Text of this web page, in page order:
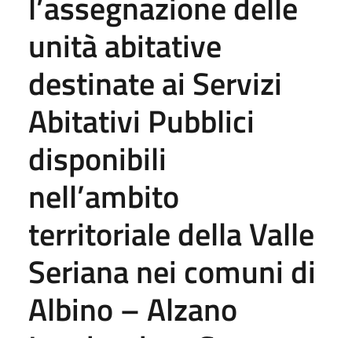
unità abitative
destinate ai Servizi
Abitativi Pubblici
disponibili
nell’ambito
territoriale della Valle
Seriana nei comuni di
Albino – Alzano